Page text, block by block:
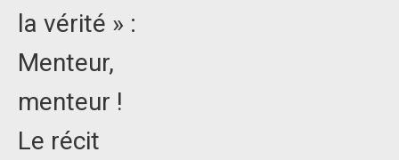
la vérité » :
Menteur,
menteur !
Le récit